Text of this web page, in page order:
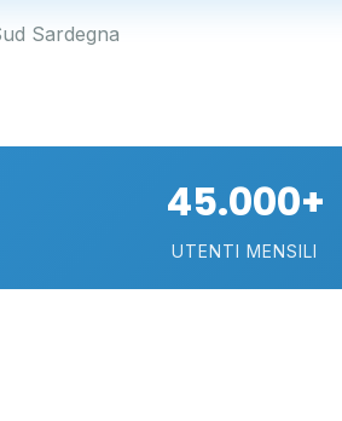
Sardegna
45.000+
UTENTI MENSILI